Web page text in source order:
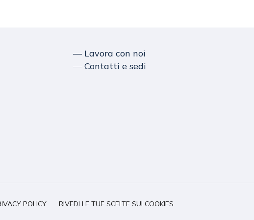
― Lavora con noi
― Contatti e sedi
POLICY RIVEDI LE TUE SCELTE SUI COOKIES